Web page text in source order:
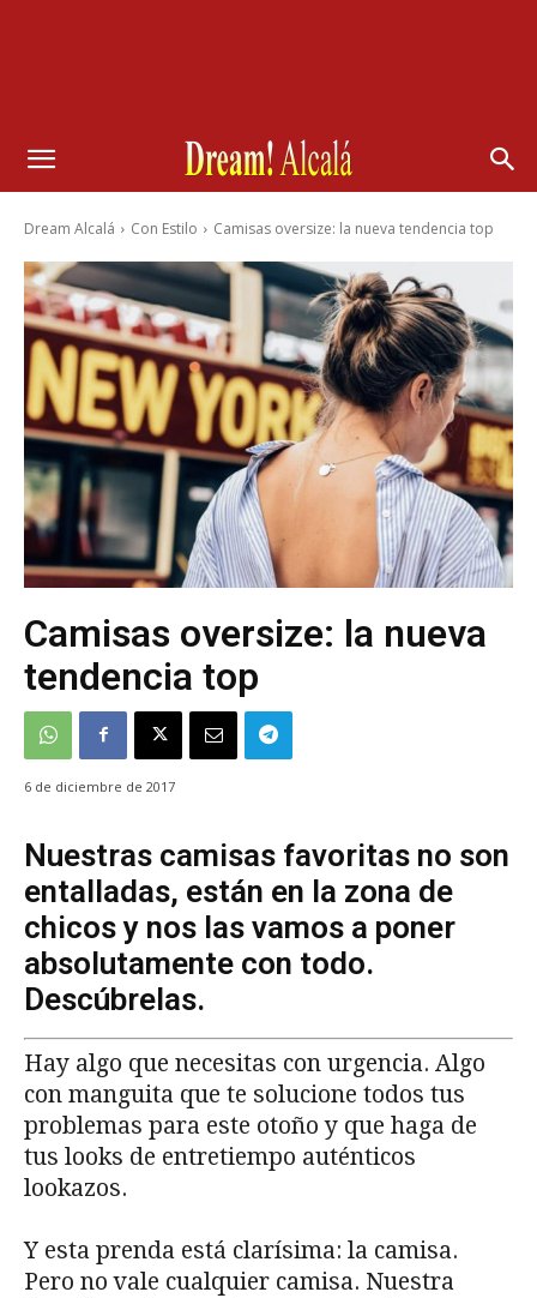
Dream Alcalá Con Estilo Camisas oversize: la nueva tendencia top
Camisas oversize: la nueva
tendencia top
6 de diciembre de 2017
Nuestras camisas favoritas no son
entalladas, están en la zona de
chicos y nos las vamos a poner
absolutamente con todo.
Descúbrelas.
Hay algo que necesitas con urgencia. Algo
con manguita que te solucione todos tus
problemas para este otoño y que haga de
tus looks de entretiempo auténticos
lookazos.
Y esta prenda está clarísima: la camisa.
Pero no vale cualquier camisa. Nuestra